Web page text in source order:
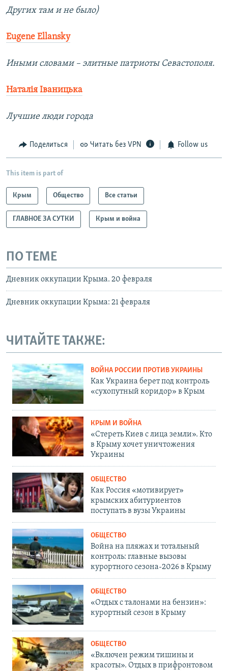
Других там и не было)
Eugene Ellansky
Иными словами – элитные патриоты Севастополя.
Наталія Іваницька
Лучшие люди города
Поделиться Читать без VPN Follow us
This item is part of
Крым Общество Все статьи
ГЛАВНОЕ ЗА СУТКИ Крым и война
ПО ТЕМЕ
Дневник оккупации Крыма. 20 февраля
Дневник оккупации Крыма: 21 февраля
ЧИТАЙТЕ ТАКЖЕ:
ВОЙНА РОССИИ ПРОТИВ УКРАИНЫ
Как Украина берет под контроль
«сухопутный коридор» в Крым
КРЫМ И ВОЙНА
«Стереть Киев с лица земли». Кто
в Крыму хочет уничтожения
Украины
ОБЩЕСТВО
Как Россия «мотивирует»
крымских абитуриентов
поступать в вузы Украины
ОБЩЕСТВО
Война на пляжах и тотальный
контроль: главные вызовы
курортного сезона-2026 в Крыму
ОБЩЕСТВО
«Отдых с талонами на бензин»:
курортный сезон в Крыму
ОБЩЕСТВО
«Включен режим тишины и
красоты». Отдых в прифронтовом